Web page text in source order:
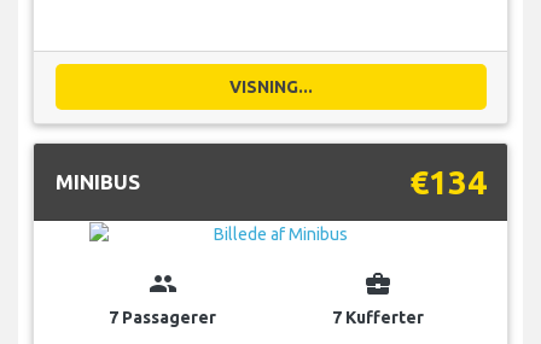
VISNING...
MINIBUS €134
group
7 Passagerer
business_center
7 Kufferter